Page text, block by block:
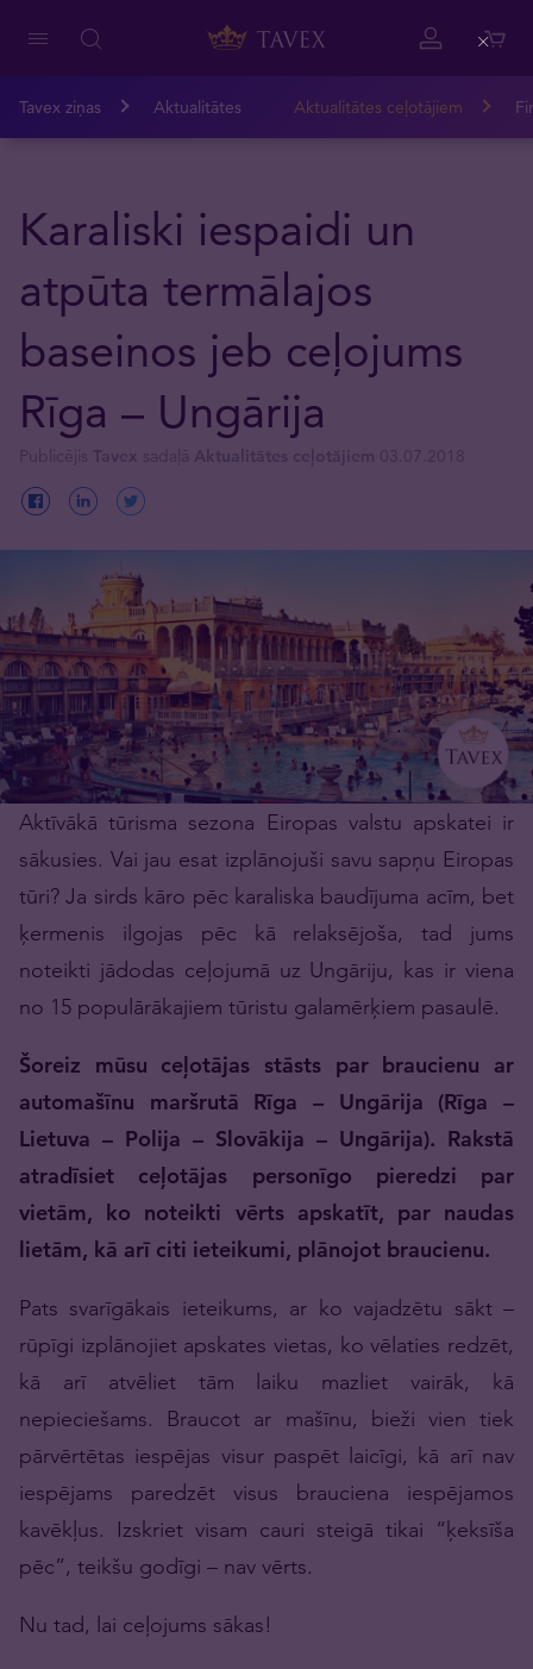
Tavex ziņas Aktualitātes Aktualitātes ceļotājiem
Karaliski iespaidi un
atpūta termālajos
baseinos jeb ceļojums
Rīga – Ungārija
Aktīvākā tūrisma sezona Eiropas valstu apskatei ir
sākusies. Vai jau esat izplānojuši savu sapņu Eiropas
tūri? Ja sirds kāro pēc karaliska baudījuma acīm, bet
ķermenis ilgojas pēc kā relaksējoša, tad jums
noteikti jādodas ceļojumā uz Ungāriju, kas ir viena
no 15 populārākajiem tūristu galamērķiem pasaulē.
Šoreiz mūsu ceļotājas stāsts par braucienu ar
automašīnu maršrutā Rīga – Ungārija (Rīga –
Lietuva – Polija – Slovākija – Ungārija). Rakstā
atradīsiet ceļotājas personīgo pieredzi par
vietām, ko noteikti vērts apskatīt, par naudas
lietām, kā arī citi ieteikumi, plānojot braucienu.
Pats svarīgākais ieteikums, ar ko vajadzētu sākt –
rūpīgi izplānojiet apskates vietas, ko vēlaties redzēt,
kā arī atvēliet tām laiku mazliet vairāk, kā
nepieciešams. Braucot ar mašīnu, bieži vien tiek
pārvērtētas iespējas visur paspēt laicīgi, kā arī nav
iespējams paredzēt visus brauciena iespējamos
kavēkļus. Izskriet visam cauri steigā tikai “ķeksīša
pēc”, teikšu godīgi – nav vērts.
Nu tad, lai ceļojums sākas!
Close